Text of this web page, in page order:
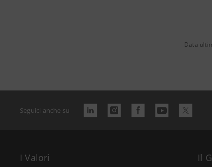
Data
Seguici anche su
I Valori Il